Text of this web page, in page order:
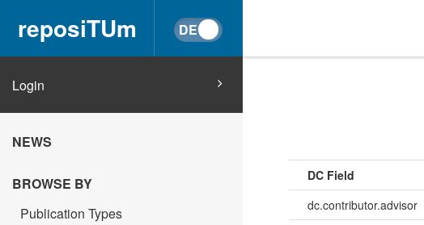
reposiTUm
Login
NEWS
BROWSE BY
Publication Types
DC Field
dc.contributor.advisor